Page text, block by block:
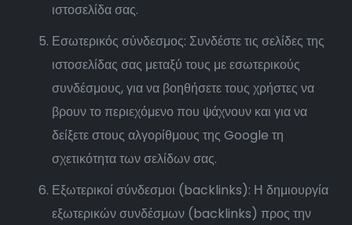
ιστοσελίδα σας.
Εσωτερικός σύνδεσμος: Συνδέστε τις σελίδες της
ιστοσελίδας σας μεταξύ τους με εσωτερικούς
συνδέσμους, για να βοηθήσετε τους χρήστες να
βρουν το περιεχόμενο που ψάχνουν και για να
δείξετε στους αλγορίθμους της Google τη
σχετικότητα των σελίδων σας.
Εξωτερικοί σύνδεσμοι (backlinks): Η δημιουργία
εξωτερικών συνδέσμων (backlinks) προς την